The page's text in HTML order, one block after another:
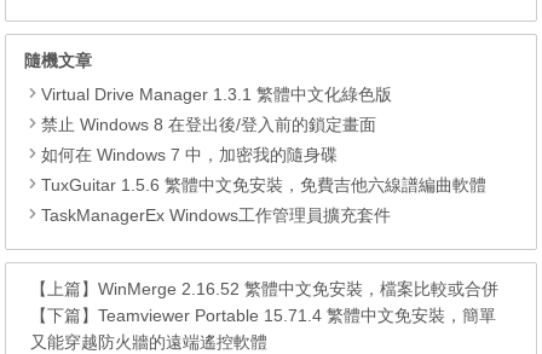
隨機文章
Virtual Drive Manager 1.3.1 繁體中文化綠色版
禁止 Windows 8 在登出後/登入前的鎖定畫面
如何在 Windows 7 中，加密我的隨身碟
TuxGuitar 1.5.6 繁體中文免安裝，免費吉他六線譜編曲軟體
TaskManagerEx Windows工作管理員擴充套件
【上篇】WinMerge 2.16.52 繁體中文免安裝，檔案比較或合併
【下篇】Teamviewer Portable 15.71.4 繁體中文免安裝，簡單
又能穿越防火牆的遠端遙控軟體